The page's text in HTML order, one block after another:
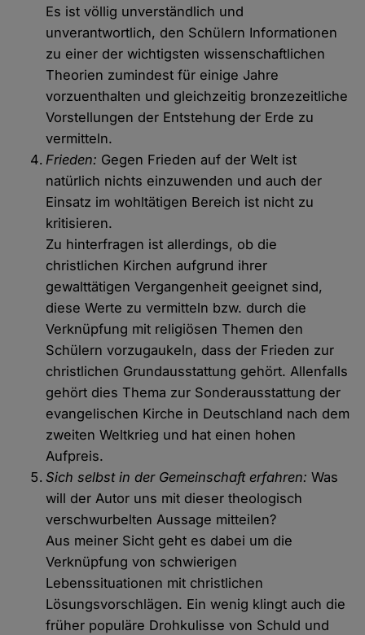
Es ist völlig unverständlich und
unverantwortlich, den Schülern Informationen
zu einer der wichtigsten wissenschaftlichen
Theorien zumindest für einige Jahre
vorzuenthalten und gleichzeitig bronzezeitliche
Vorstellungen der Entstehung der Erde zu
vermitteln.
Frieden: Gegen Frieden auf der Welt ist
natürlich nichts einzuwenden und auch der
Einsatz im wohltätigen Bereich ist nicht zu
kritisieren.
Zu hinterfragen ist allerdings, ob die
christlichen Kirchen aufgrund ihrer
gewalttätigen Vergangenheit geeignet sind,
diese Werte zu vermitteln bzw. durch die
Verknüpfung mit religiösen Themen den
Schülern vorzugaukeln, dass der Frieden zur
christlichen Grundausstattung gehört. Allenfalls
gehört dies Thema zur Sonderausstattung der
evangelischen Kirche in Deutschland nach dem
zweiten Weltkrieg und hat einen hohen
Aufpreis.
Sich selbst in der Gemeinschaft erfahren: Was
will der Autor uns mit dieser theologisch
verschwurbelten Aussage mitteilen?
Aus meiner Sicht geht es dabei um die
Verknüpfung von schwierigen
Lebenssituationen mit christlichen
Lösungsvorschlägen. Ein wenig klingt auch die
früher populäre Drohkulisse von Schuld und